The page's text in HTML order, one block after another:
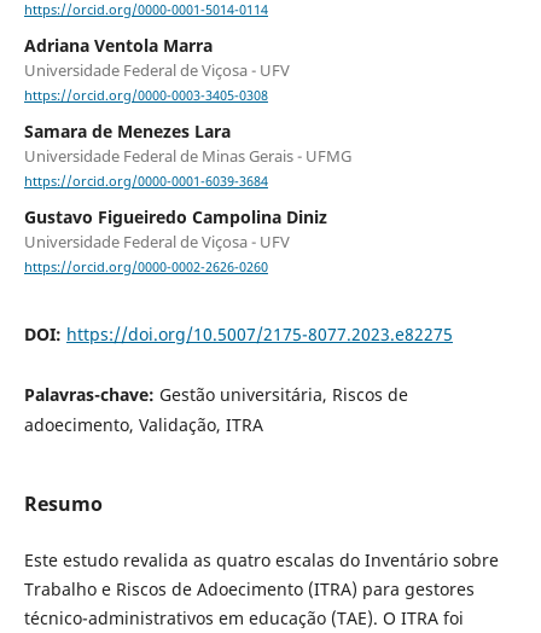
https://orcid.org/0000-0001-5014-0114
Adriana Ventola Marra
Universidade Federal de Viçosa - UFV
https://orcid.org/0000-0003-3405-0308
Samara de Menezes Lara
Universidade Federal de Minas Gerais - UFMG
https://orcid.org/0000-0001-6039-3684
Gustavo Figueiredo Campolina Diniz
Universidade Federal de Viçosa - UFV
https://orcid.org/0000-0002-2626-0260
DOI: https://doi.org/10.5007/2175-8077.2023.e82275
Palavras-chave: Gestão universitária, Riscos de
adoecimento, Validação, ITRA
Resumo
Este estudo revalida as quatro escalas do Inventário sobre
Trabalho e Riscos de Adoecimento (ITRA) para gestores
técnico-administrativos em educação (TAE). O ITRA foi